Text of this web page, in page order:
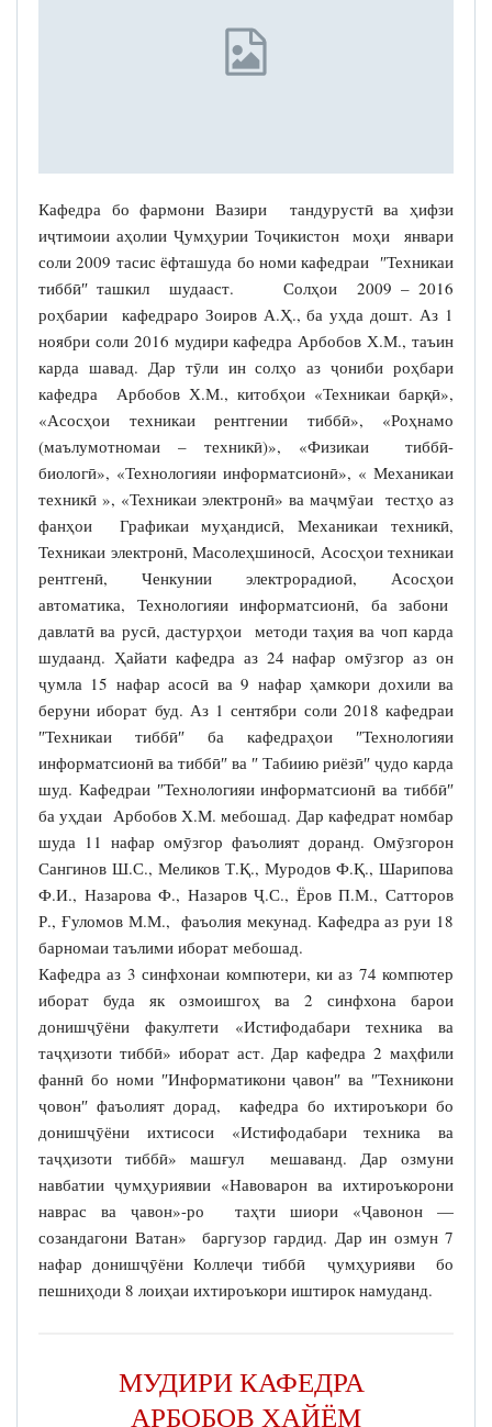
Кафедра бо фармони Вазири тандурустӣ ва ҳифзи
иҷтимоии аҳолии Ҷумҳурии Тоҷикистон моҳи январи
соли 2009 тасис ёфташуда бо номи кафедраи ″Техникаи
тиббӣ″ ташкил шудааст. Солҳои 2009 – 2016
роҳбарии кафедраро Зоиров А.Ҳ., ба уҳда дошт. Аз 1
ноябри соли 2016 мудири кафедра Арбобов Х.М., таъин
карда шавад. Дар тӯли ин солҳо аз ҷониби роҳбари
кафедра Арбобов Х.М., китобҳои «Техникаи барқӣ»,
«Асосҳои техникаи рентгении тиббӣ», «Роҳнамо
(маълумотномаи – техникӣ)», «Физикаи тиббӣ-
биологӣ», «Технологияи информатсионӣ», « Механикаи
техникӣ », «Техникаи электронӣ» ва маҷмӯаи тестҳо аз
фанҳои Графикаи муҳандисӣ, Механикаи техникӣ,
Техникаи электронӣ, Масолеҳшиносӣ, Асосҳои техникаи
рентгенӣ, Ченкунии электрорадиоӣ, Асосҳои
автоматика, Технологияи информатсионӣ, ба забони
давлатӣ ва русӣ, дастурҳои методи таҳия ва чоп карда
шудаанд. Ҳайати кафедра аз 24 нафар омӯзгор аз он
ҷумла 15 нафар асосӣ ва 9 нафар ҳамкори дохили ва
беруни иборат буд. Аз 1 сентябри соли 2018 кафедраи
″Техникаи тиббӣ″ ба кафедраҳои ″Технологияи
информатсионӣ ва тиббӣ″ ва ″ Табиию риёзӣ″ ҷудо карда
шуд. Кафедраи ″Технологияи информатсионӣ ва тиббӣ″
ба уҳдаи Арбобов Х.М. мебошад. Дар кафедрат номбар
шуда 11 нафар омӯзгор фаъолият доранд. Омӯзгорон
Сангинов Ш.С., Меликов Т.Қ., Муродов Ф.Қ., Шарипова
Ф.И., Назарова Ф., Назаров Ҷ.С., Ёров П.М., Сатторов
Р., Ғуломов М.М., фаъолия мекунад. Кафедра аз руи 18
барномаи таълими иборат мебошад.
Кафедра аз 3 синфхонаи компютери, ки аз 74 компютер
иборат буда як озмоишгоҳ ва 2 синфхона барои
донишҷӯёни факултети «Истифодабари техника ва
таҷҳизоти тиббӣ» иборат аст. Дар кафедра 2 маҳфили
фаннӣ бо номи ″Информатикони ҷавон″ ва ″Техникони
ҷовон″ фаъолият дорад, кафедра бо ихтироъкори бо
донишҷӯёни ихтисоси «Истифодабари техника ва
таҷҳизоти тиббӣ» машғул мешаванд. Дар озмуни
навбатии ҷумҳуриявии «Навоварон ва ихтироъкорони
наврас ва ҷавон»-ро таҳти шиори «Ҷавонон —
созандагони Ватан» баргузор гардид. Дар ин озмун 7
нафар донишҷӯёни Коллеҷи тиббӣ ҷумҳурияви бо
пешниҳоди 8 лоиҳаи ихтироъкори иштирок намуданд.
МУДИРИ КАФЕДРА
АРБОБОВ ХАЙЁМ